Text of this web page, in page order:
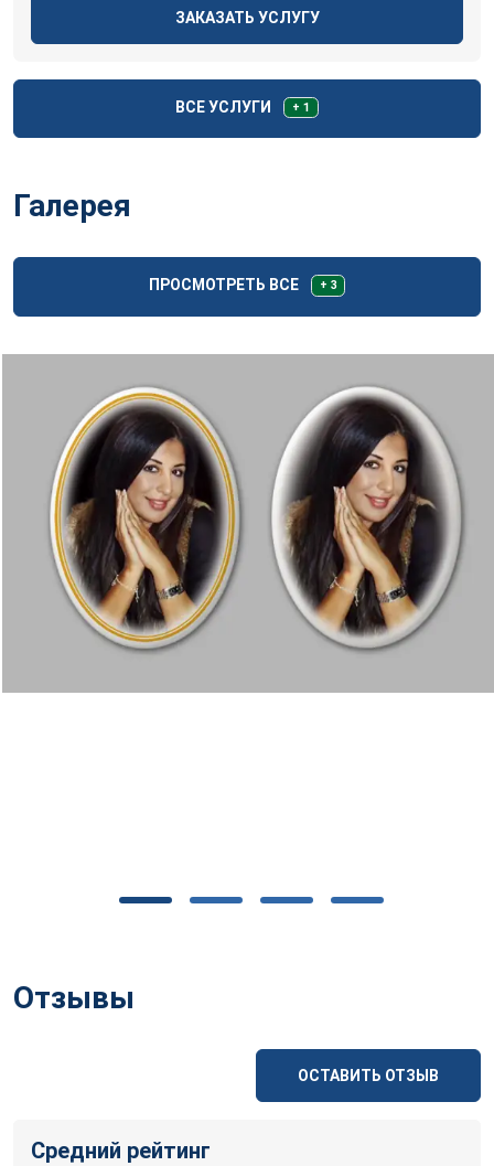
ЗАКАЗАТЬ УСЛУГУ
ВСЕ УСЛУГИ + 1
Галерея
ПРОСМОТРЕТЬ ВСЕ + 3
Отзывы
ОСТАВИТЬ ОТЗЫВ
Средний рейтинг